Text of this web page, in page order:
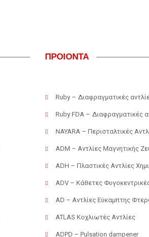
ΠΡΟΙΟΝΤΑ
Ruby – Διαφραγματικές
Ruby FDA – Διαφραγματικές
NAYARA – Περισταλτικές
ADM – Αντλίες Μαγνητικής
ADH – Πλαστικές Αντλίες
ADV – Κάθετες
AD – Αντλίες Εύκαμπτης
ATLAS Κοχλιωτές Αντλίες
ADPD – Pulsation dampener